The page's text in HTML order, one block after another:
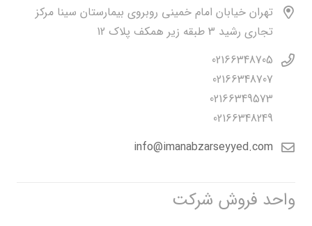
تهران خیابان امام خمینی روبروی بیمارستان سینا مرکز
تجاری رشید 3 طبقه زیر همکف پلاک 12
02166348705
02166348707
02166349573
02166348249
info@imanabzarseyyed.com
واحد فروش شرکت